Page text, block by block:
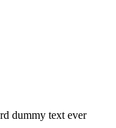
dummy text ever